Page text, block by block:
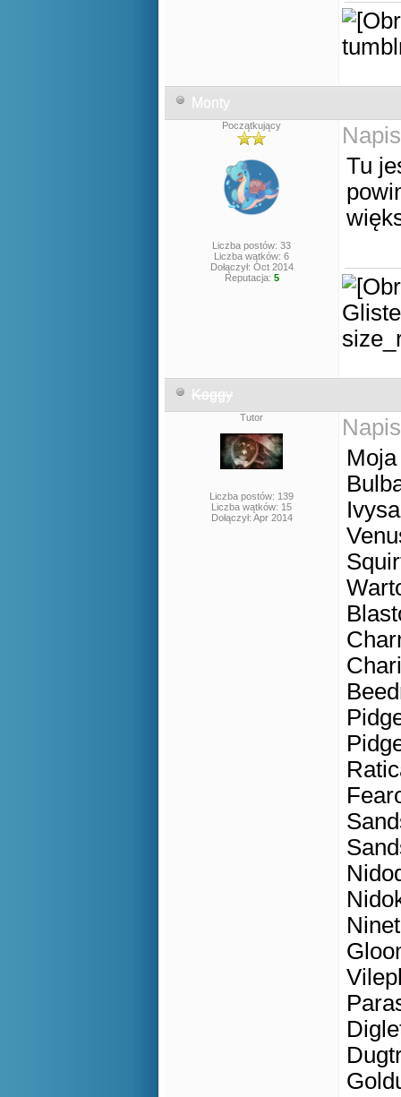
Monty
Początkujący
Liczba postów: 33
Liczba wątków: 6
Dołączył: Oct 2014
Reputacja: 5
Tu
Koggy
Tutor
Liczba postów: 139
Liczba wątków: 15
Dołączył: Apr 2014